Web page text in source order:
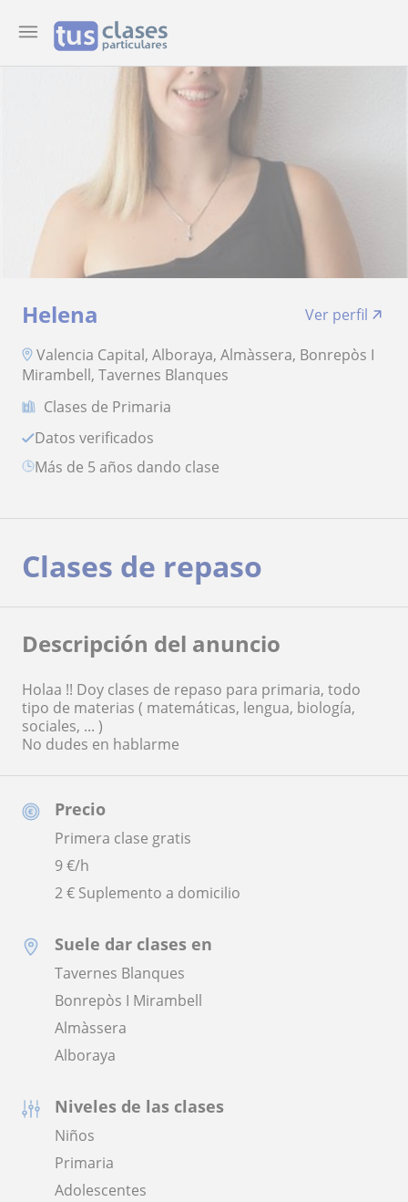
Helena
Ver perfil
Valencia Capital, Alboraya, Almàssera, Bonrepòs I
Mirambell, Tavernes Blanques
Clases de Primaria
Datos verificados
más de 5 años dando clase
Precio
Primera clase gratis
9€/h
2 € Suplemento a domicilio
Suele dar clases en
Tavernes Blanques
Bonrepòs I Mirambell
Almàssera
Alboraya
Niveles de las clases
Niños
Primaria
Adolescentes
Clases de repaso
Descripción del anuncio
Holaa !! Doy clases de repaso para primaria, todo
tipo de materias ( matemáticas, lengua, biología,
sociales, ... )
No dudes en hablarme